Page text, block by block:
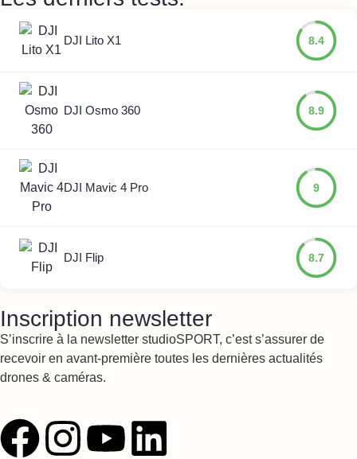
DJI Lito X1 8.4
DJI Osmo 360 8.9
DJI Mavic 4 Pro 9
DJI Flip 8.7
Inscription newsletter
S’inscrire à la newsletter studioSPORT, c’est s’assurer de
recevoir en avant-première toutes les dernières actualités
drones & caméras.